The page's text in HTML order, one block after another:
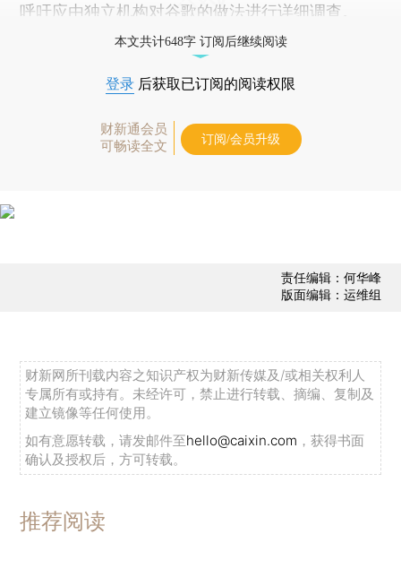
呼吁应由独立机构对谷歌的做法进行详细调查。
本文共计648字 订阅后继续阅读
登录 后获取已订阅的阅读权限
财新通会员
可畅读全文
订阅/会员升级
责任编辑：何华峰
版面编辑：运维组
财新网所刊载内容之知识产权为财新传媒及/或相关权利人
专属所有或持有。未经许可，禁止进行转载、摘编、复制及
建立镜像等任何使用。
如有意愿转载，请发邮件至hello@caixin.com ，获得书面
确认及授权后，方可转载。
推荐阅读